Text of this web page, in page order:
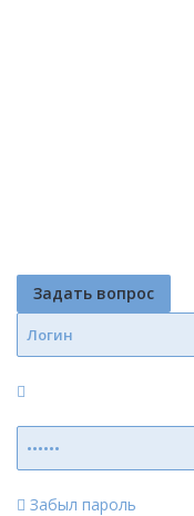
Задать вопрос
Забыл пароль